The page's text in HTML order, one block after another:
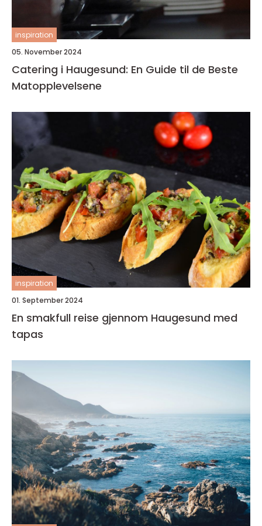
inspiration
05. November 2024
Catering i Haugesund: En Guide til de Beste
Matopplevelsene
inspiration
01. September 2024
En smakfull reise gjennom Haugesund med
tapas